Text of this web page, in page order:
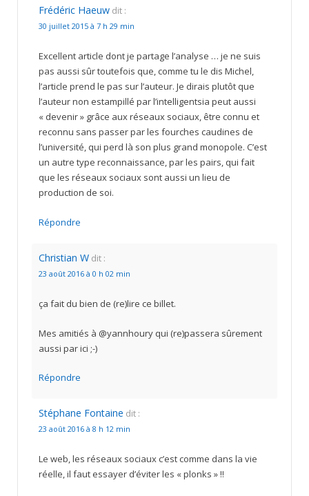
Frédéric Haeuw dit :
30 juillet 2015 à 7 h 29 min
Excellent article dont je partage l’analyse … je ne suis
pas aussi sûr toutefois que, comme tu le dis Michel,
l’article prend le pas sur l’auteur. Je dirais plutôt que
l’auteur non estampillé par l’intelligentsia peut aussi
« devenir » grâce aux réseaux sociaux, être connu et
reconnu sans passer par les fourches caudines de
l’université, qui perd là son plus grand monopole. C’est
un autre type reconnaissance, par les pairs, qui fait
que les réseaux sociaux sont aussi un lieu de
production de soi.
Répondre
Christian W dit :
23 août 2016 à 0 h 02 min
ça fait du bien de (re)lire ce billet.
Mes amitiés à @yannhoury qui (re)passera sûrement
aussi par ici ;-)
Répondre
Stéphane Fontaine dit :
23 août 2016 à 8 h 12 min
Le web, les réseaux sociaux c’est comme dans la vie
réelle, il faut essayer d’éviter les « plonks » !!